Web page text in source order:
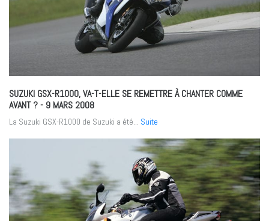
SUZUKI GSX-R1000, VA-T-ELLE SE REMETTRE À CHANTER COMME
AVANT ?- 9 MARS 2008
La Suzuki GSX-R1000 de Suzuki a été... Suite